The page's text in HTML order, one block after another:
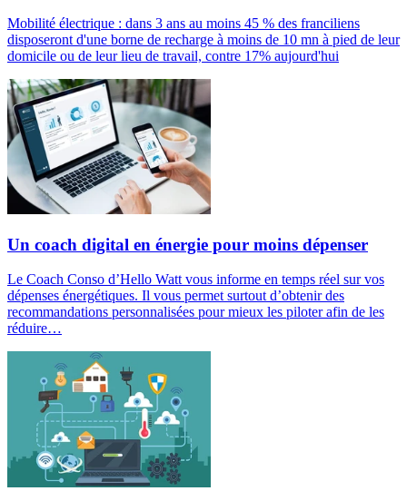
Mobilité électrique : dans 3 ans au moins 45 % des franciliens
disposeront d'une borne de recharge à moins de 10 mn à pied de leur
domicile ou de leur lieu de travail, contre 17% aujourd'hui
Un coach digital en énergie pour moins dépenser
Le Coach Conso d’Hello Watt vous informe en temps réel sur vos
dépenses énergétiques. Il vous permet surtout d’obtenir des
recommandations personnalisées pour mieux les piloter afin de les
réduire…